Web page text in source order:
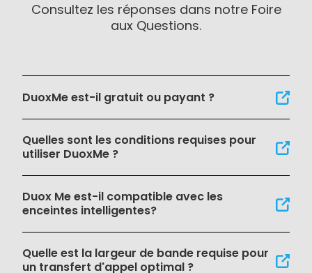
Consultez les réponses dans notre Foire
aux Questions.
DuoxMe est-il gratuit ou payant ?
Quelles sont les conditions requises pour
utiliser DuoxMe ?
Duox Me est-il compatible avec les
enceintes intelligentes?
Quelle est la largeur de bande requise pour
un transfert d'appel optimal ?